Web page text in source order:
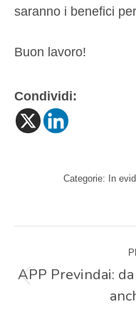
saranno i benefici
Buon lavoro!
Condividi:
Categorie: In
tra
APP Previndai: